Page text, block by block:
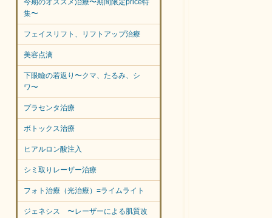
今期のオススメ治療〜期間限定price特
集〜
フェイスリフト、リフトアップ治療
美容点滴
下眼瞼の若返り〜クマ、たるみ、シ
ワ〜
プラセンタ治療
ボトックス治療
ヒアルロン酸注入
シミ取りレーザー治療
フォト治療（光治療）=ライムライト
ジェネシス 〜レーザーによる肌質改